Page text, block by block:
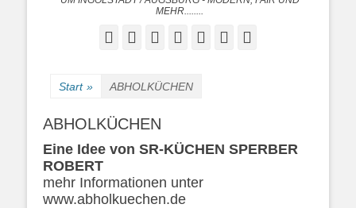
MEHR........
Facebook
TwitterGoogleplusInstagram
Website
Start » ABHOLKÜCHEN
ABHOLKÜCHEN
Eine Idee von SR-KÜCHEN SPERBER
ROBERT
mehr Informationen unter
www.abholkuechen.de